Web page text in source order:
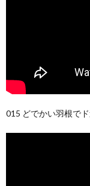
015 どでかい羽根で